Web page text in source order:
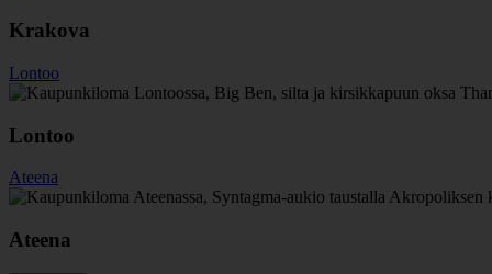
Krakova
Lontoo
Lontoo
Ateena
Ateena